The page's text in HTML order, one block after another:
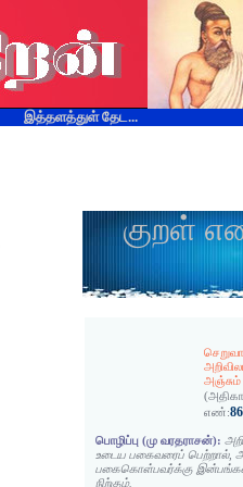
இத்தளத்துள் தேட...
குறள்
அஞ்சும்
எண்:
பொழிப்பு (மு வரதராசன்):
உடைய பகைவரைப் பெற்றால்,
பகைகொள்பவர்க்கு
நிற்கும்.